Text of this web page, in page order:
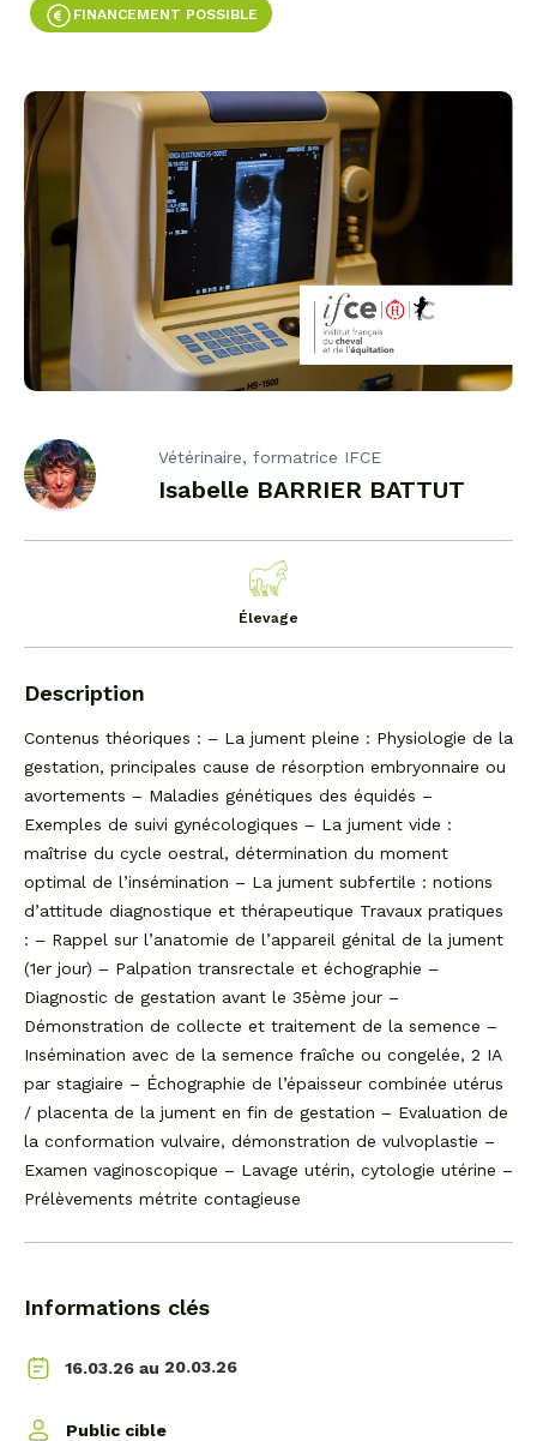
FINANCEMENT POSSIBLE
Vétérinaire, formatrice IFCE
Isabelle BARRIER BATTUT
Élevage
Description
Contenus théoriques : – La jument pleine : Physiologie de la
gestation, principales cause de résorption embryonnaire ou
avortements – Maladies génétiques des équidés –
Exemples de suivi gynécologiques – La jument vide :
maîtrise du cycle oestral, détermination du moment
optimal de l’insémination – La jument subfertile : notions
d’attitude diagnostique et thérapeutique Travaux pratiques
: – Rappel sur l’anatomie de l’appareil génital de la jument
(1er jour) – Palpation transrectale et échographie –
Diagnostic de gestation avant le 35ème jour –
Démonstration de collecte et traitement de la semence –
Insémination avec de la semence fraîche ou congelée, 2 IA
par stagiaire – Échographie de l’épaisseur combinée utérus
/ placenta de la jument en fin de gestation – Evaluation de
la conformation vulvaire, démonstration de vulvoplastie –
Examen vaginoscopique – Lavage utérin, cytologie utérine –
Prélèvements métrite contagieuse
Informations clés
16.03.26 au 20.03.26
Public cible